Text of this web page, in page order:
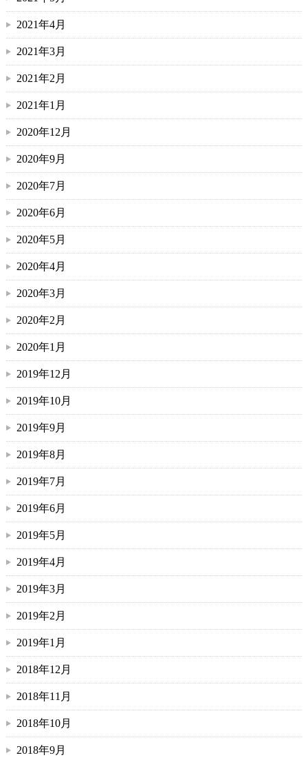
2021年4月
2021年3月
2021年2月
2021年1月
2020年12月
2020年9月
2020年7月
2020年6月
2020年5月
2020年4月
2020年3月
2020年2月
2020年1月
2019年12月
2019年10月
2019年9月
2019年8月
2019年7月
2019年6月
2019年5月
2019年4月
2019年3月
2019年2月
2019年1月
2018年12月
2018年11月
2018年10月
2018年9月